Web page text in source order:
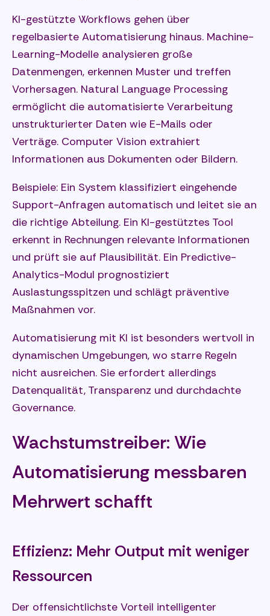
KI-gestützte Workflows gehen über
regelbasierte Automatisierung hinaus. Machine-
Learning-Modelle analysieren große
Datenmengen, erkennen Muster und treffen
Vorhersagen. Natural Language Processing
ermöglicht die automatisierte Verarbeitung
unstrukturierter Daten wie E-Mails oder
Verträge. Computer Vision extrahiert
Informationen aus Dokumenten oder Bildern.
Beispiele: Ein System klassifiziert eingehende
Support-Anfragen automatisch und leitet sie an
die richtige Abteilung. Ein KI-gestütztes Tool
erkennt in Rechnungen relevante Informationen
und prüft sie auf Plausibilität. Ein Predictive-
Analytics-Modul prognostiziert
Auslastungsspitzen und schlägt präventive
Maßnahmen vor.
Automatisierung mit KI ist besonders wertvoll in
dynamischen Umgebungen, wo starre Regeln
nicht ausreichen. Sie erfordert allerdings
Datenqualität, Transparenz und durchdachte
Governance.
Wachstumstreiber: Wie
Automatisierung messbaren
Mehrwert schafft
Effizienz: Mehr Output mit weniger
Ressourcen
Der offensichtlichste Vorteil intelligenter